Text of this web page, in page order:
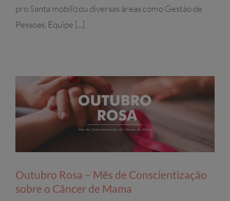
pro Santa mobilizou diversas áreas como Gestão de
Pessoas, Equipe [...]
Outubro Rosa – Mês de Conscientização
sobre o Câncer de Mama